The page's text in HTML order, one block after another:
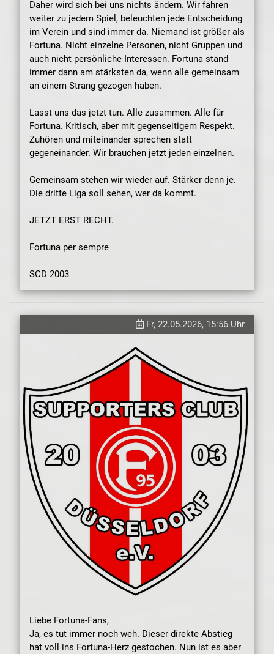
Daher wird sich bei uns nichts ändern. Wir fahren
weiter zu jedem Spiel, beleuchten jede Entscheidung
im Verein und sind immer da. Niemand ist größer als
Fortuna. Nicht einzelne Personen, nicht Gruppen und
auch nicht persönliche Interessen. Fortuna stand
immer dann am stärksten da, wenn alle gemeinsam
an einem Strang gezogen haben.
Lasst uns das jetzt tun. Alle zusammen. Alle für
Fortuna. Kritisch, aber mit gegenseitigem Respekt.
Zuhören und miteinander sprechen statt
gegeneinander. Wir brauchen jetzt jeden einzelnen.
Gemeinsam stehen wir wieder auf. Stärker denn je.
Die dritte Liga soll sehen, wer da kommt.
JETZT ERST RECHT.
Fortuna per sempre
SCD 2003
Fr, 22.05.2026, 15:56 Uhr
Liebe Fortuna-Fans,
Ja, es tut immer noch weh. Dieser direkte Abstieg
hat voll ins Fortuna-Herz gestochen. Nun ist es aber